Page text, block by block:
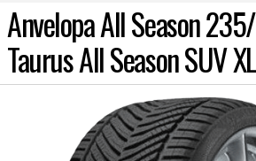
Anvelopa All Season
Taurus All Season SUV XL